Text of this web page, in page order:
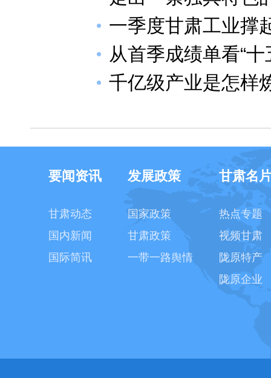
一季度甘肃工业撑
从首季成绩单看“
千亿级产业是怎样
要闻资讯
甘肃动态
国内新闻
国际简讯
发展政策
国家政策
甘肃政策
一带一路舆情
甘肃名
热点专题
视频甘肃
陇原特产
陇原企业